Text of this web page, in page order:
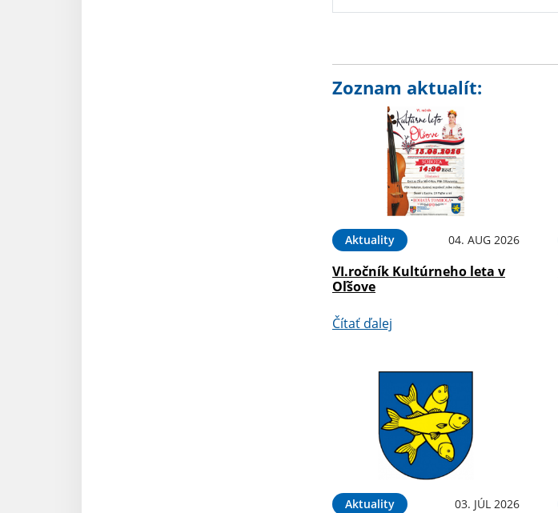
Zoznam aktualít:
Aktuality 04. AUG 2026
VI.ročník Kultúrneho leta v
Oľšove
Čítať ďalej
Aktuality 03. JÚL 2026